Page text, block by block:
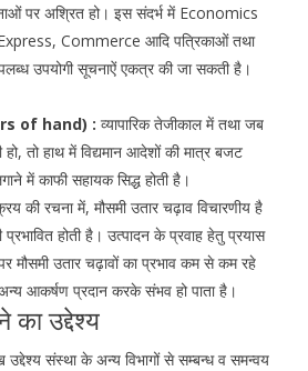
पर अश्रित हो। इस संदर्भ में Economics
Commerce आदि पत्रिकाओं तथा
उपयोगी सूचनाऐं एकत्र की जा सकती है।
of hand) : व्यापारिक तेजीकाल में तथा जब
हो, तो हाथ में विद्यमान आदेशों की मात्र बजट
में काफी सहायक सिद्ध होती है।
की रचना में, मौसमी उतार चढ़ाव विचारणीय है
प्रभावित होती है। उत्पादन के प्रवाह हेतु प्रयास
मौसमी उतार चढ़ावों का प्रभाव कम से कम रहे
आकर्षण प्रदान करके संभव हो पाता है।
का उद्देश्य
संस्था के अन्य विभागों से सम्बन्ध व समन्वय